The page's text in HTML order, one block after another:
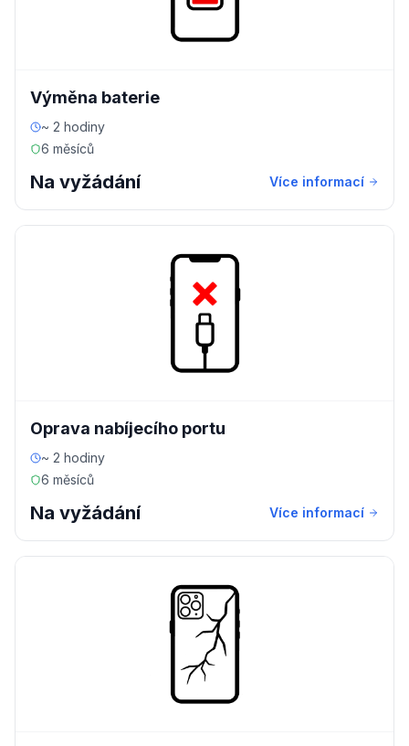
Výměna baterie
~ 2 hodiny
6 měsíců
Na vyžádání Více informací
Oprava nabíjecího portu
~ 2 hodiny
6 měsíců
Na vyžádání Více informací